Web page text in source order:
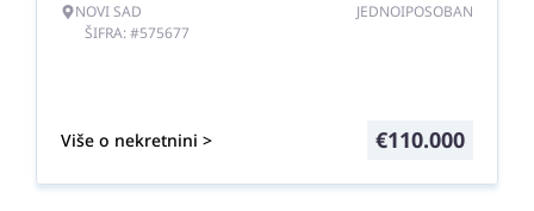
NOVI SAD
ŠIFRA: #575677
JEDNOIPOSOBAN
Više o nekretnini > €110.000